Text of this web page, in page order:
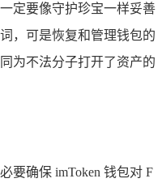
定要像守护珍宝一样妥善
，可是恢复和管理钱包的
为不法分子打开了资产的
要确保 imToken 钱包对 F